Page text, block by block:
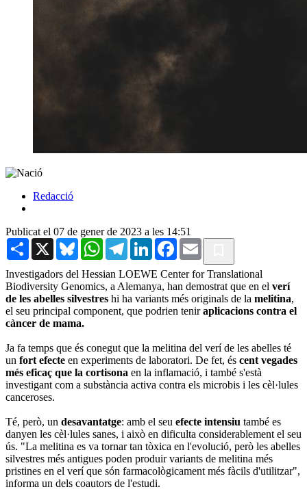
Redacció
Publicat el 07 de gener de 2023 a les 14:51
Share X BlueskyWhatsAppTelegramLinkedInFacebook
Email
Investigadors del Hessian LOEWE Center for Translational
Biodiversity Genomics, a Alemanya, han demostrat que en el verí
de les abelles silvestres hi ha variants més originals de la melitina,
el seu principal component, que podrien teniraplicacions contra el
càncer de mama.
Ja fa temps que és conegut que la melitina del verí de les abelles té
un fort efecte en experiments de laboratori. De fet, és cent vegades
més eficaç que la cortisona en la inflamació, i també s'està
investigant com a substància activa contra els microbis i les cèl·lules
canceroses.
Té, però, un desavantatge: amb el seu efecte intensiu també es
danyen les cèl·lules sanes, i això en dificulta considerablement el seu
ús. "La melitina es va tornar tan tòxica en l'evolució, però les abelles
silvestres més antigues poden produir variants de melitina més
pristines en el verí que són farmacològicament més fàcils d'utilitzar",
informa un dels coautors de l'estudi.